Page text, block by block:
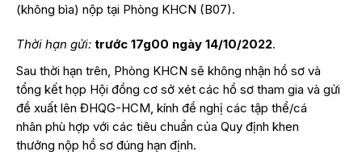
(không bìa) nộp tại Phòng KHCN (B07).
Thời hạn gửi: trước 17g00 ngày 14/10/2022.
Sau thời hạn trên, Phòng KHCN sẽ không nhận hồ sơ và
tổng kết họp Hội đồng cơ sở xét các hồ sơ tham gia và gửi
đề xuất lên ĐHQG-HCM, kính đề nghị các tập thể/cá
nhân phù hợp với các tiêu chuẩn của Quy định khen
thưởng nộp hồ sơ đúng hạn định.